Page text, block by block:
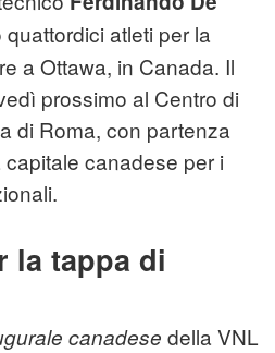
atleti per la
a Ottawa, in Canada. Il
prossimo al Centro di
di Roma, con partenza
canadese per i
la tappa di
canadese della VNL